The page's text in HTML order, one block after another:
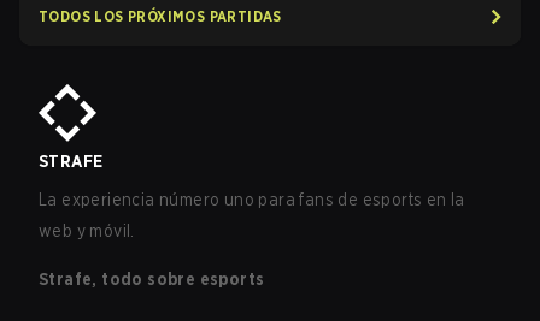
TODOS LOS PRÓXIMOS PARTIDAS
STRAFE
La experiencia número uno para fans de esports en la
web y móvil.
Strafe, todo sobre esports